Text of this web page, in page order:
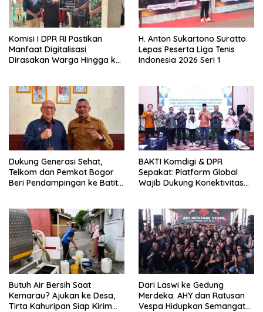
Komisi I DPR RI Pastikan
Manfaat Digitalisasi
Dirasakan Warga Hingga ke
H. Anton Sukartono Suratto
Lepas Peserta Liga Tenis
Indonesia 2026 Seri 1
Dukung Generasi Sehat,
Telkom dan Pemkot Bogor
Beri Pendampingan ke Batita
BAKTI Komdigi & DPR
Sepakat: Platform Global
Wajib Dukung Konektivitas
Butuh Air Bersih Saat
Kemarau? Ajukan ke Desa,
Tirta Kahuripan Siap Kirim
Dari Laswi ke Gedung
Merdeka: AHY dan Ratusan
Vespa Hidupkan Semangat